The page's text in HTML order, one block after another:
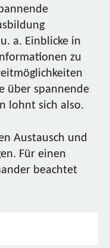
a. Einblicke in
zu
über spannende
lohnt sich also.
Austausch und
Für einen
beachtet